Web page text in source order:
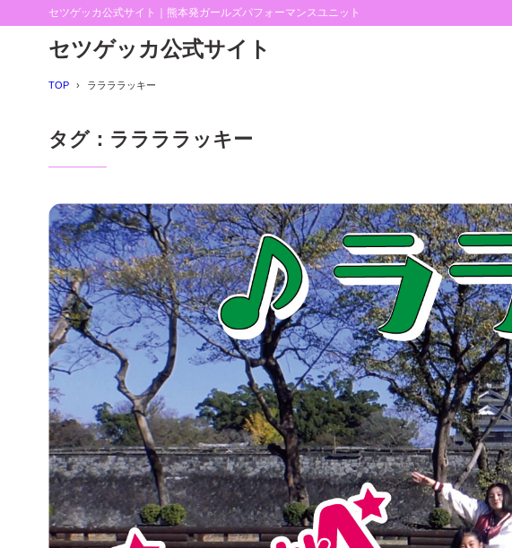
セツゲッカ公式サイト｜熊本発ガールズパフォーマンスユニット
セツゲッカ公式サイト
TOP ララララッキー
タグ：ララララッキー